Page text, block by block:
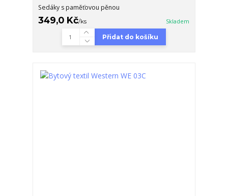
Sedáky s paměťovou pěnou
349,0 Kč/ks Skladem
Přidat do košíku